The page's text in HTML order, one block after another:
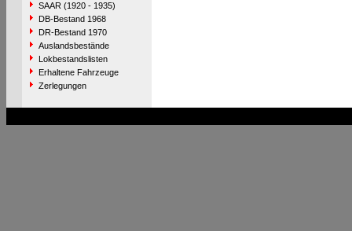
SAAR (1920 - 1935)
DB-Bestand 1968
DR-Bestand 1970
Auslandsbestände
Lokbestandslisten
Erhaltene Fahrzeuge
Zerlegungen